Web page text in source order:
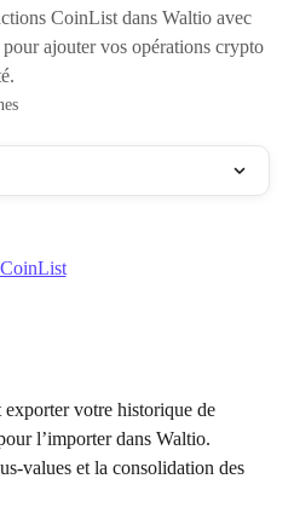
CoinList dans Waltio avec
ajouter vos opérations crypto
votre historique de
l’importer dans Waltio.
values et la consolidation des